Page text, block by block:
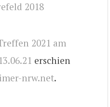
2018
2021 am
erschien
nrw.net.